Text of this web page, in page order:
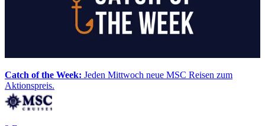
Catch of the Week: Jeden Mittwoch neue MSC Reisen zum
Aktionspreis.